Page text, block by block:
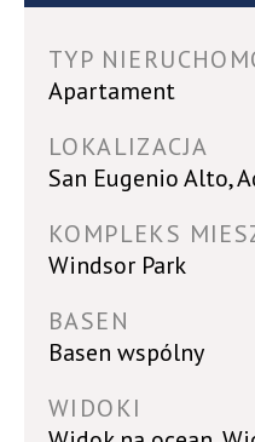
TYP
Apartament
LOKALIZACJA
San Eugenio Alto,
KOMPLEKS
Windsor Park
BASEN
Basen wspólny
WIDOKI